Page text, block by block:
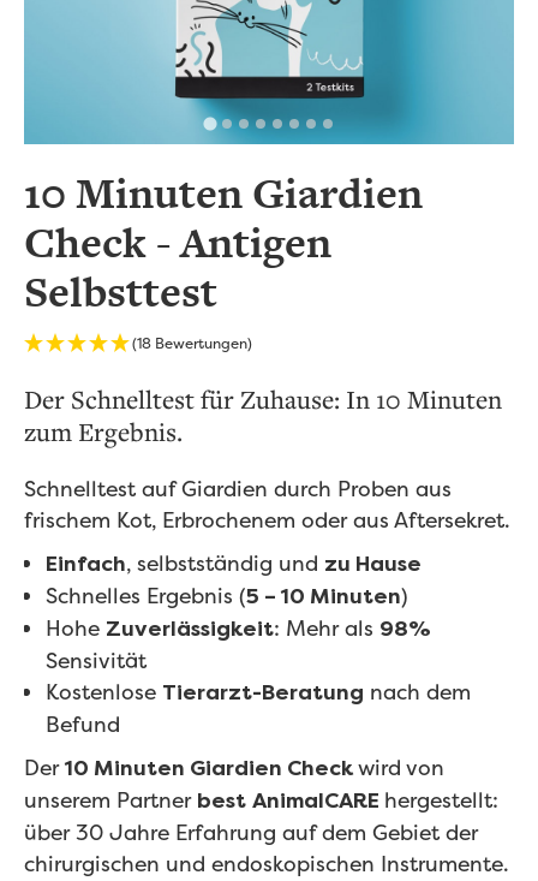
10 Minuten Giardien
Check - Antigen
Selbsttest
(18 Bewertungen)
Der Schnelltest für Zuhause: In 10 Minuten
zum Ergebnis.
Schnelltest auf Giardien durch Proben aus
frischem Kot, Erbrochenem oder aus Aftersekret.
Einfach, selbstständig und zu Hause
Schnelles Ergebnis (5 – 10 Minuten)
Hohe Zuverlässigkeit: Mehr als 98%
Sensivität
Kostenlose Tierarzt-Beratung nach dem
Befund
Der10 Minuten Giardien Checkwird von
unserem Partner best AnimalCARE hergestellt:
über 30 Jahre Erfahrung auf dem Gebiet der
chirurgischen und endoskopischen Instrumente.